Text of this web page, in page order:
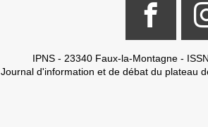
IPNS - 23340 Faux-la-Montagne -
Journal d'information et de débat du plateau